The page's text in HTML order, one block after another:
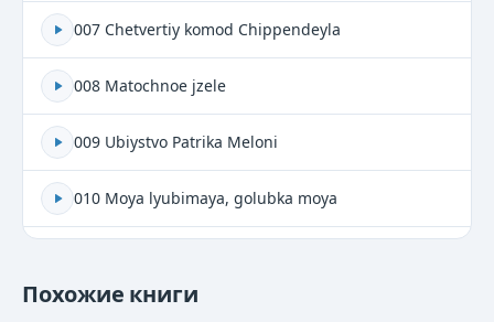
007 Chetvertiy komod Chippendeyla
008 Matochnoe jzele
009 Ubiystvo Patrika Meloni
010 Moya lyubimaya, golubka moya
Похожие книги